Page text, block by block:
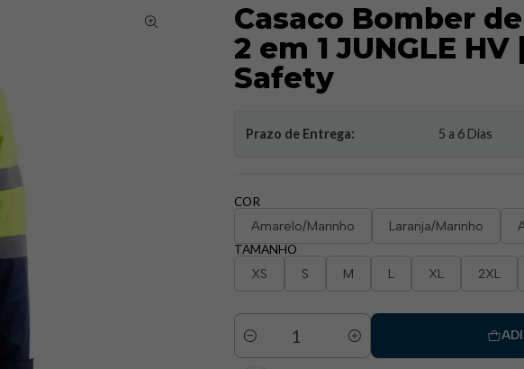
Casaco Bomber
2 em 1 JUNGLE
Safety
Prazo de Entrega: 5 a 6 Dias
COR
Amarelo/Marinho Laranja/Marinho
TAMANHO
XS S M L XL 2XL
Quantidade